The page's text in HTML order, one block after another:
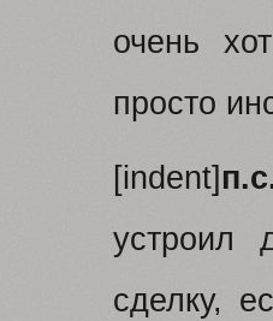
очень
просто
[indent]
устроил
сделку,